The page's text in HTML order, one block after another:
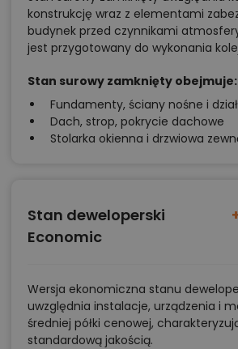
konstrukcję wraz z elementami
budynek przed czynnikami
jest przygotowany do wykonania
Stan surowy zamknięty obejmuje:
Fundamenty, ściany nośne i
Dach, strop, pokrycie dachowe
Stolarka okienna i drzwiowa
Stan deweloperski
Economic
Wersja ekonomiczna stanu
uwzględnia instalacje, urządzenia i
średniej półki cenowej,
standardową jakością.